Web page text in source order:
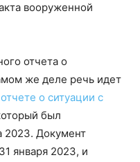
вооруженной
отчета о
же деле речь идет
отчете о ситуации с
был
2023. Документ
января 2023, и